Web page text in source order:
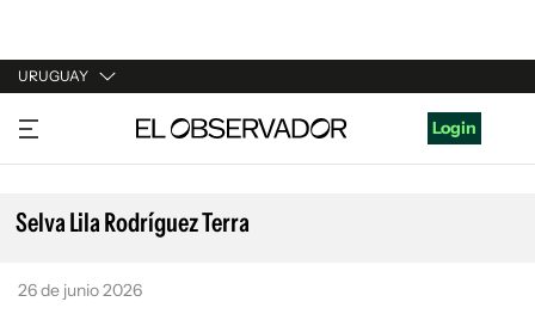
URUGUAY
URUGUAY
ARGENTINA
ESPAÑA
Login
Selva Lila Rodríguez Terra
26 de junio 2026